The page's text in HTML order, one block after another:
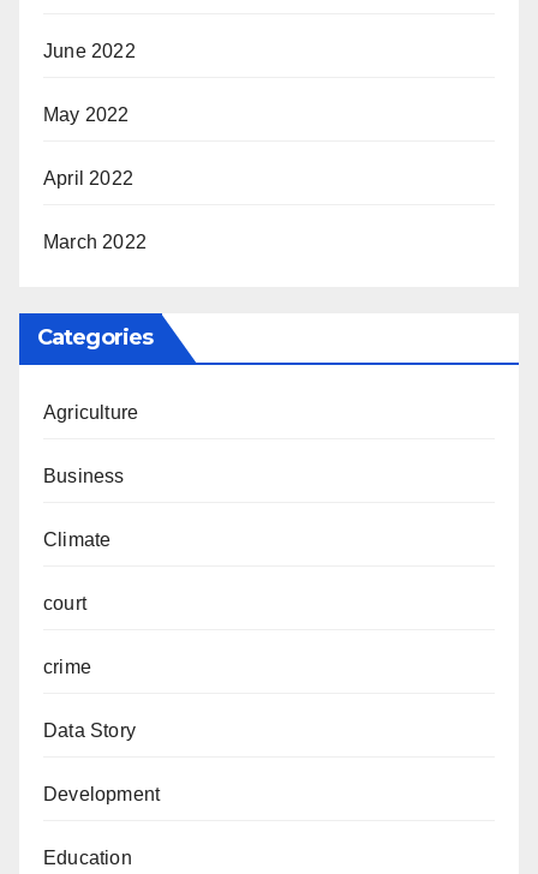
June 2022
May 2022
April 2022
March 2022
Categories
Agriculture
Business
Climate
court
crime
Data Story
Development
Education